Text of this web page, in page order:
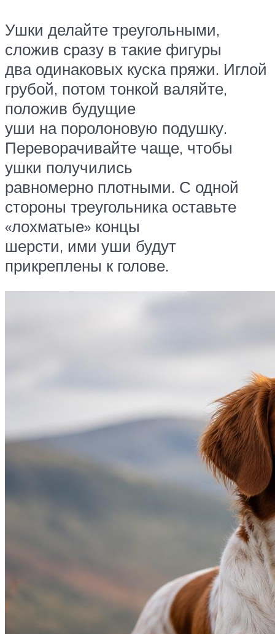
Ушки делайте треугольными,
сложив сразу в такие фигуры
два одинаковых куска пряжи. Иглой
грубой, потом тонкой валяйте,
положив будущие
уши на поролоновую подушку.
Переворачивайте чаще, чтобы
ушки получились
равномерно плотными. С одной
стороны треугольника оставьте
«лохматые» концы
шерсти, ими уши будут
прикреплены к голове.